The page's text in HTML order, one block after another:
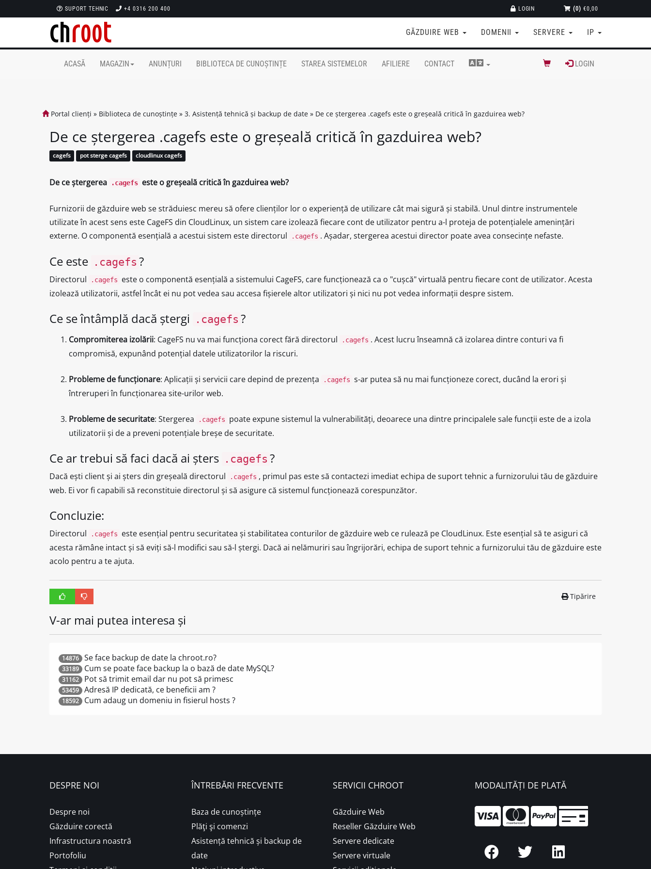
SUPORT TEHNIC +4 0316 200 400 (0) €0,00
LOGIN
GĂZDUIRE WEB DOMENII SERVERE IP
ACASĂ MAGAZIN ANUNȚURI BIBLIOTECA DE CUNOȘTINȚE STAREA SISTEMELOR AFILIERE CONTACT LOGIN
Portal clienți » Biblioteca de cunoștințe » 3. Asistență tehnică și backup de date » De ce ștergerea .cagefs este o greșeală critică în gazduirea web?
De ce ștergerea .cagefs este o greșeală critică în gazduirea web?
cagefs pot sterge cagefs cloudlinux cagefs
De ce ștergerea .cagefs este o greșeală critică în gazduirea web?
Furnizorii de găzduire web se străduiesc mereu să ofere clienților lor o experiență de utilizare cât mai sigură și stabilă. Unul dintre instrumentele
utilizate în acest sens este CageFS din CloudLinux, un sistem care izolează fiecare cont de utilizator pentru a-l proteja de potențialele amenințări
externe. O componentă esențială a acestui sistem este directorul
.cagefs . Așadar, stergerea acestui director poate avea consecințe nefaste.
Ce este .cagefs ?
Directorul .cagefs
este o componentă esențială a sistemului CageFS, care funcționează ca o "cușcă" virtuală pentru fiecare cont de utilizator. Acesta
izolează utilizatorii, astfel încât ei nu pot vedea sau accesa fișierele altor utilizatori și nici nu pot vedea informații despre sistem.
Ce se întâmplă dacă ștergi .cagefs ?
Compromiterea izolării: CageFS nu va mai funcționa corect fără directorul .cagefs . Acest lucru înseamnă că izolarea dintre conturi va fi
compromisă, expunând potențial datele utilizatorilor la riscuri.
Probleme de funcționare: Aplicații și servicii care depind de prezența .cagefs s-ar putea să nu mai funcționeze corect, ducând la erori și
întreruperi în funcționarea site-urilor web.
Probleme de securitate: Stergerea .cagefs
poate expune sistemul la vulnerabilități, deoarece una dintre principalele sale funcții este de a izola
utilizatorii și de a preveni potențiale breșe de securitate.
Ce ar trebui să faci dacă ai șters .cagefs ?
Dacă ești client și ai șters din greșeală directorul .cagefs , primul pas este să contactezi imediat echipa de suport tehnic a furnizorului tău de găzduire
web. Ei vor fi capabili să reconstituie directorul și să asigure că sistemul funcționează corespunzător.
Concluzie:
Directorul .cagefs
este esențial pentru securitatea și stabilitatea conturilor de găzduire web ce rulează pe CloudLinux. Este esențial să te asiguri că
acesta rămâne intact și să eviți să-l modifici sau să-l ștergi. Dacă ai nelămuriri sau îngrijorări, echipa de suport tehnic a furnizorului tău de găzduire este
acolo pentru a te ajuta.
Tipărire
V-ar mai putea interesa și
14876 Se face backup de date la chroot.ro?
33189 Cum se poate face backup la o bază de date MySQL?
31162 Pot să trimit email dar nu pot să primesc
53459 Adresă IP dedicată, ce beneficii am ?
18592 Cum adaug un domeniu in fisierul hosts ?
DESPRE NOI
Despre noi
Găzduire corectă
Infrastructura noastră
Portofoliu
ÎNTREBĂRI FRECVENTE
Baza de cunoștințe
Plăţi şi comenzi
Asistență tehnică și backup de
date
SERVICII CHROOT
Găzduire Web
Reseller Găzduire Web
Servere dedicate
Servere virtuale
MODALITĂȚI DE PLATĂ